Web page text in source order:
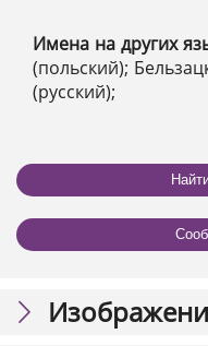
Имена на других
(польский);
(русский);